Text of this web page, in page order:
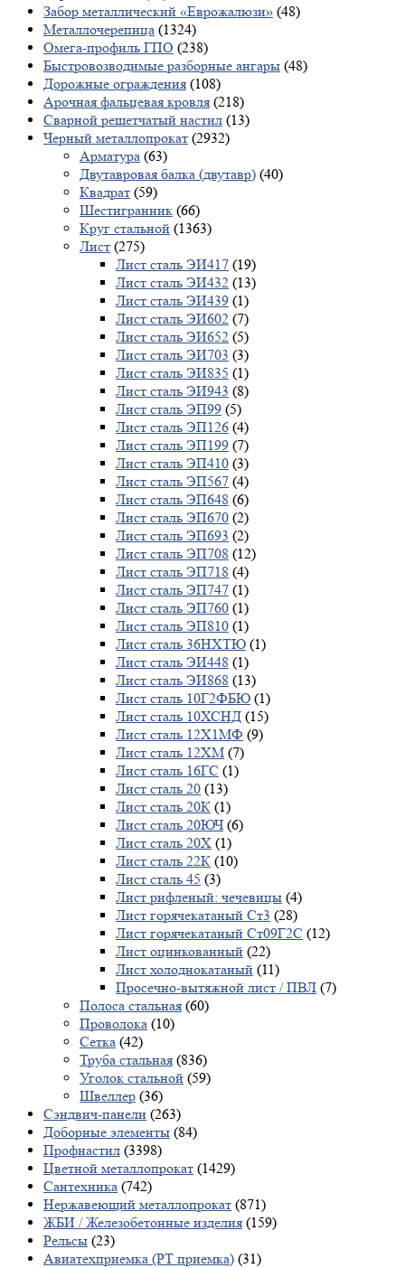
Забор металлический «Еврожалюзи» (48)
Металлочерепица (1324)
Омега-профиль ГПО (238)
Быстровозводимые разборные ангары (48)
Дорожные ограждения (108)
Арочная фальцевая кровля (218)
Сварной решетчатый настил (13)
Черный металлопрокат (2932)
Арматура (63)
Двутавровая балка (двутавр) (40)
Квадрат (59)
Шестигранник (66)
Круг стальной (1363)
Лист (275)
Лист сталь ЭИ417 (19)
Лист сталь ЭИ432 (13)
Лист сталь ЭИ439 (1)
Лист сталь ЭИ602 (7)
Лист сталь ЭИ652 (5)
Лист сталь ЭИ703 (3)
Лист сталь ЭИ835 (1)
Лист сталь ЭИ943 (8)
Лист сталь ЭП99 (5)
Лист сталь ЭП126 (4)
Лист сталь ЭП199 (7)
Лист сталь ЭП410 (3)
Лист сталь ЭП567 (4)
Лист сталь ЭП648 (6)
Лист сталь ЭП670 (2)
Лист сталь ЭП693 (2)
Лист сталь ЭП708 (12)
Лист сталь ЭП718 (4)
Лист сталь ЭП747 (1)
Лист сталь ЭП760 (1)
Лист сталь ЭП810 (1)
Лист сталь 36НХТЮ (1)
Лист сталь ЭИ448 (1)
Лист сталь ЭИ868 (13)
Лист сталь 10Г2ФБЮ (1)
Лист сталь 10ХСНД (15)
Лист сталь 12Х1МФ (9)
Лист сталь 12ХМ (7)
Лист сталь 16ГС (1)
Лист сталь 20 (13)
Лист сталь 20К (1)
Лист сталь 20ЮЧ (6)
Лист сталь 20Х (1)
Лист сталь 22К (10)
Лист сталь 45 (3)
Лист рифленый: чечевицы (4)
Лист горячекатаный Ст3 (28)
Лист горячекатаный Ст09Г2С (12)
Лист оцинкованный (22)
Лист холоднокатаный (11)
Просечно-вытяжной лист / ПВЛ (7)
Полоса стальная (60)
Проволока (10)
Сетка (42)
Труба стальная (836)
Уголок стальной (59)
Швеллер (36)
Сэндвич-панели (263)
Доборные элементы (84)
Профнастил (3398)
Цветной металлопрокат (1429)
Сантехника (742)
Нержавеющий металлопрокат (871)
ЖБИ / Железобетонные изделия (159)
Рельсы (23)
Авиатехприемка (РТ приемка) (31)